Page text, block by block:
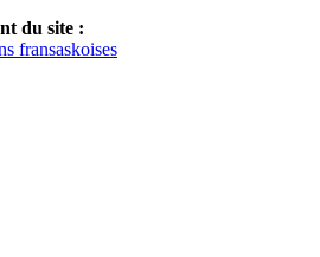
du site :
fransaskoises